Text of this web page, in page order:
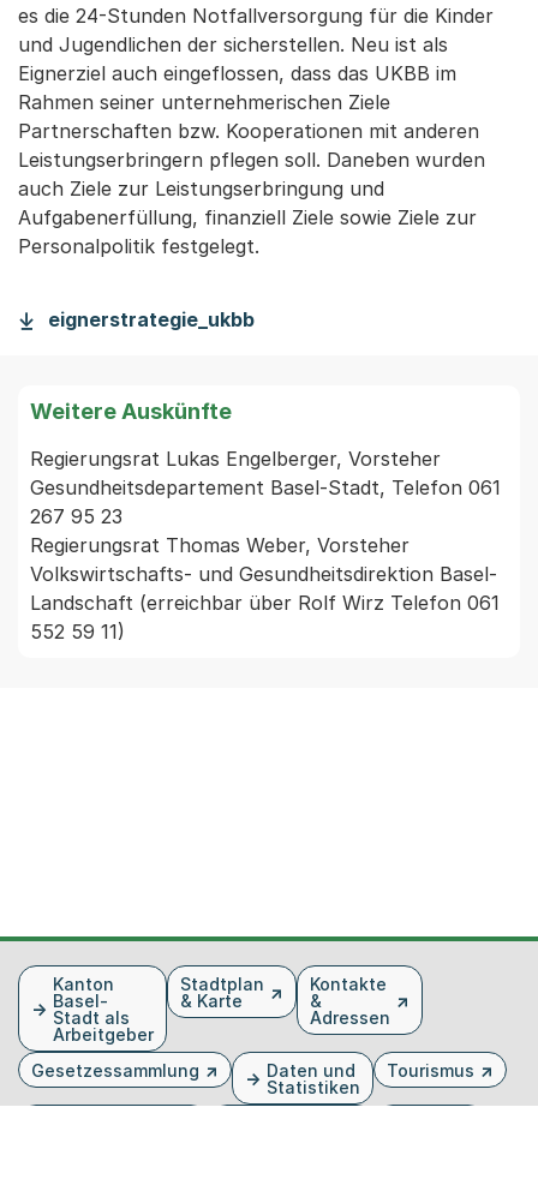
es die 24-Stunden Notfallversorgung für die Kinder
und Jugendlichen der sicherstellen. Neu ist als
Eignerziel auch eingeflossen, dass das UKBB im
Rahmen seiner unternehmerischen Ziele
Partnerschaften bzw. Kooperationen mit anderen
Leistungserbringern pflegen soll. Daneben wurden
auch Ziele zur Leistungserbringung und
Aufgabenerfüllung, finanziell Ziele sowie Ziele zur
Personalpolitik festgelegt.
eignerstrategie_ukbb
Weitere Auskünfte
Regierungsrat Lukas Engelberger, Vorsteher
Gesundheitsdepartement Basel-Stadt, Telefon 061
267 95 23
Regierungsrat Thomas Weber, Vorsteher
Volkswirtschafts- und Gesundheitsdirektion Basel-
Landschaft (erreichbar über Rolf Wirz Telefon 061
552 59 11)
FusszeileKanton
Basel-
Stadt als
Arbeitgeber
Stadtplan
& Karte
Kontakte
&
Adressen
Gesetzessammlung
Daten und
Statistiken
Tourismus